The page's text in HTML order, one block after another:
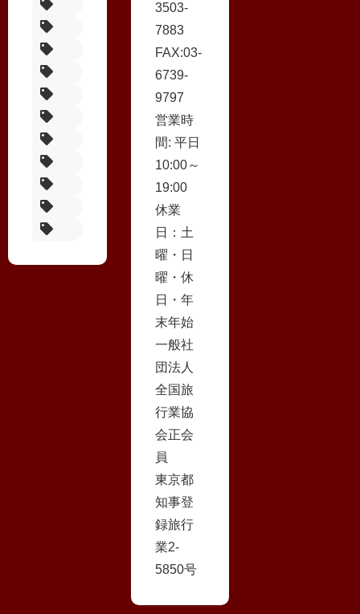
花鳥風月の宿 浮月
熱海玉の湯ホテル
ホテルサンミ倶楽部
ニューフジヤホテル
3503-
7883
FAX:03-
6739-
9797
営業時
間: 平日
10:00～
19:00
休業
日：土
曜・日
曜・休
日・年
末年始
一般社
団法人
全国旅
行業協
会正会
員
東京都
知事登
録旅行
業2-
5850号